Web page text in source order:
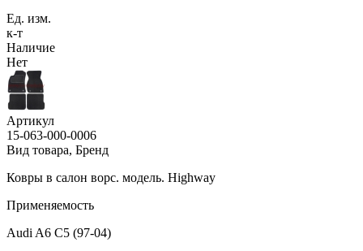
Ед. изм.
к-т
Наличие
Нет
Артикул
15-063-000-0006
Вид товара, Бренд
Ковры в салон ворс. модель. Highway
Применяемость
Audi A6 C5 (97-04)